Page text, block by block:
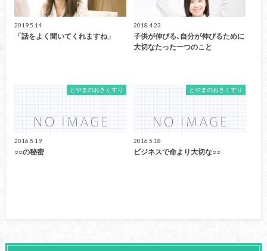
2019.5.14
「話をよく聞いてくれますね」
2018.4.23
子供が伸びる､自分が伸びるために
大切なたった一つのこと
とやまのおきくすり
2016.5.19
○○の秘密
とやまのおきくすり
2016.5.18
ビジネスで命より大切な○○